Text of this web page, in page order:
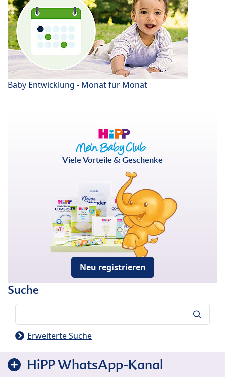
Baby Entwicklung - Monat für Monat
Viele Vorteile & Geschenke
Neu registrieren
Suche
Erweiterte Suche
HiPP WhatsApp-Kanal